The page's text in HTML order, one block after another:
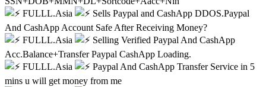
FULLL.Asia
Sells Paypal and CashApp DDOS.Paypal
And CashApp Account Safe After Receiving Money?
FULLL.Asia
Selling Verified Paypal And CashApp
Acc.Balance+Transfer Paypal CashApp Loading.
FULLL.Asia
Paypal And CashApp Transfer Service in 5
mins u will get money from me